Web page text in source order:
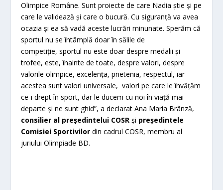
Olimpice Române. Sunt proiecte de care Nadia știe și pe
care le validează și care o bucură. Cu siguranță va avea
ocazia și ea să vadă aceste lucrări minunate. Sperăm că
sportul nu se întâmplă doar în sălile de
competiție, sportul nu este doar despre medalii și
trofee, este, înainte de toate, despre valori, despre
valorile olimpice, excelența, prietenia, respectul, iar
acestea sunt valori universale, valori pe care le învățăm
ce-i drept în sport, dar le ducem cu noi în viață mai
departe și ne sunt ghid”, a declarat Ana Maria Brânză,
consilier al președintelui COSR și președintele
Comisiei Sportivilor din cadrul COSR, membru al
juriului Olimpiade BD.